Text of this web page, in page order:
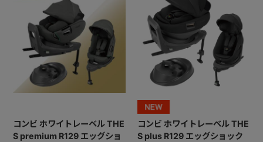
コンビ ホワイトレーベル THE
S premium R129 エッグショ
コンビ ホワイトレーベル THE
S plus R129 エッグショック